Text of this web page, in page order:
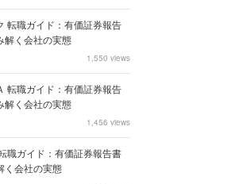
転職ガイド：有価証券報告
解く会社の実態
1,550 views
転職ガイド：有価証券報告
解く会社の実態
1,456 views
職ガイド：有価証券報告書
く会社の実態